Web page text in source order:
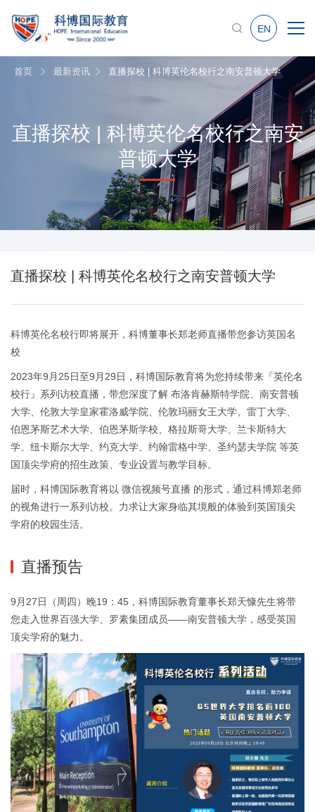
EN
首页 最新资讯 直播探校 | 科博英伦名校行之南安普顿大学
直播探校 | 科博英伦名校行之南安
普顿大学
直播探校 | 科博英伦名校行之南安普顿大学
科博英伦名校行即将展开，科博董事长郑老师直播带您参访英国名
校
2023年9月25日至9月29日，科博国际教育将为您持续带来『英伦名
校行』系列访校直播，带您深度了解 布洛肯赫斯特学院、南安普顿
大学、伦敦大学皇家霍洛威学院、伦敦玛丽女王大学、雷丁大学、
伯恩茅斯艺术大学、伯恩茅斯学校、格拉斯哥大学、兰卡斯特大
学、纽卡斯尔大学、约克大学、约翰雷格中学、圣约瑟夫学院 等英
国顶尖学府的招生政策、专业设置与教学目标。
届时，科博国际教育将以 微信视频号直播 的形式，通过科博郑老师
的视角进行一系列访校。力求让大家身临其境般的体验到英国顶尖
学府的校园生活。
直播预告
9月27日（周四）晚19：45，科博国际教育董事长郑天慷先生将带
您走入世界百强大学、罗素集团成员——南安普顿大学，感受英国
顶尖学府的魅力。